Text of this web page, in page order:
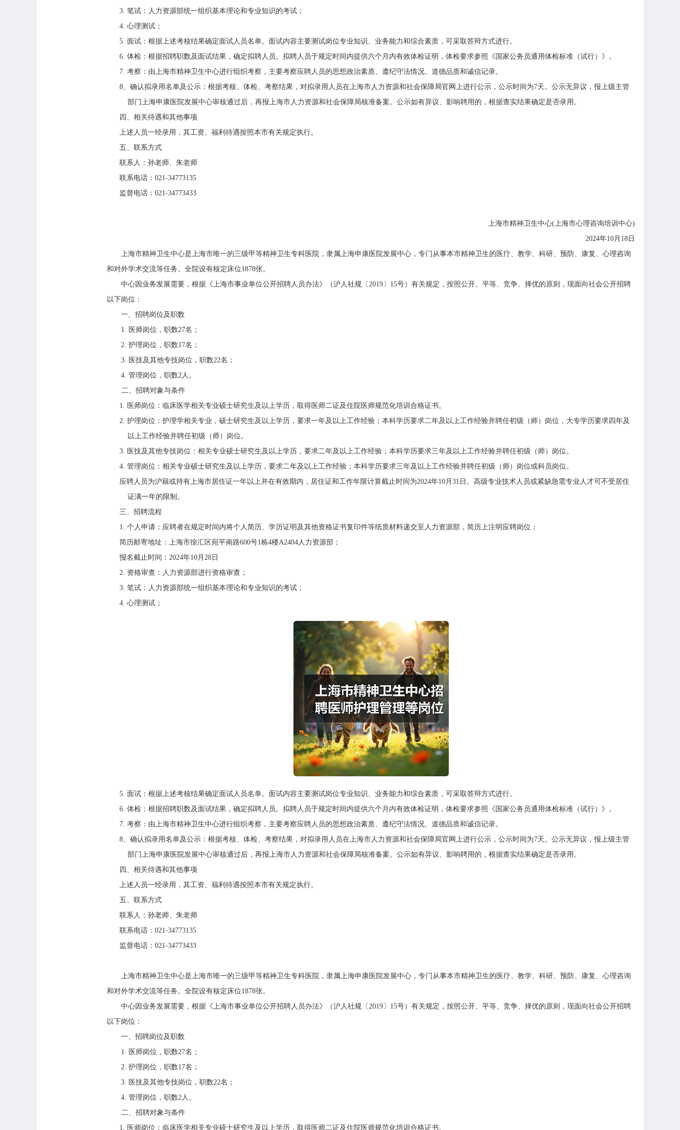
3. 笔试：人力资源部统一组织基本理论和专业知识的考试；
4. 心理测试；
5. 面试：根据上述考核结果确定面试人员名单。面试内容主要测试岗位专业知识、业务能力和综合素质，可采取答辩方式进行。
6. 体检：根据招聘职数及面试结果，确定拟聘人员。拟聘人员于规定时间内提供六个月内有效体检证明，体检要求参照《国家公务员通用体检标准（试行）》。
7. 考察：由上海市精神卫生中心进行组织考察，主要考察应聘人员的思想政治素质、遵纪守法情况、道德品质和诚信记录。
8、确认拟录用名单及公示：根据考核、体检、考察结果，对拟录用人员在上海市人力资源和社会保障局官网上进行公示，公示时间为7天。公示无异议，报上级主管
部门上海申康医院发展中心审核通过后，再报上海市人力资源和社会保障局核准备案。公示如有异议、影响聘用的，根据查实结果确定是否录用。
四、相关待遇和其他事项
上述人员一经录用，其工资、福利待遇按照本市有关规定执行。
五、联系方式
联系人：孙老师、朱老师
联系电话： 021-34773135
监督电话： 021-34773433
上海市精神卫生中心(上海市心理咨询培训中心)
2024年10月18日
上海市精神卫生中心是上海市唯一的三级甲等精神卫生专科医院，隶属上海申康医院发展中心，专门从事本市精神卫生的医疗、教学、科研、预防、康复、心理咨询
和对外学术交流等任务。全院设有核定床位1878张。
中心因业务发展需要，根据《上海市事业单位公开招聘人员办法》（沪人社规〔 2019 〕 15号）有关规定，按照公开、平等、竞争、择优的原则，现面向社会公开招聘
以下岗位：
一、招聘岗位及职数
1. 医师岗位，职数27名；
2. 护理岗位，职数17名；
3. 医技及其他专技岗位，职数22名；
4. 管理岗位，职数2人。
二、招聘对象与条件
1. 医师岗位：临床医学相关专业硕士研究生及以上学历，取得医师二证及住院医师规范化培训合格证书。
2. 护理岗位：护理学相关专业，硕士研究生及以上学历，要求一年及以上工作经验；本科学历要求二年及以上工作经验并聘任初级（师）岗位，大专学历要求四年及
以上工作经验并聘任初级（师）岗位。
3. 医技及其他专技岗位：相关专业硕士研究生及以上学历，要求二年及以上工作经验；本科学历要求三年及以上工作经验并聘任初级（师）岗位。
4. 管理岗位：相关专业硕士研究生及以上学历，要求二年及以上工作经验；本科学历要求三年及以上工作经验并聘任初级（师）岗位或科员岗位。
应聘人员为沪籍或持有上海市居住证一年以上并在有效期内，居住证和工作年限计算截止时间为2024年10月 31 日。高级专业技术人员或紧缺急需专业人才可不受居住
证满一年的限制。
三、招聘流程
1. 个人申请：应聘者在规定时间内将个人简历、学历证明及其他资格证书复印件等纸质材料递交至人力资源部，简历上注明应聘岗位；
简历邮寄地址：上海市徐汇区宛平南路600号1栋4楼A2404人力资源部；
报名截止时间： 2024年10月 28日
2. 资格审查：人力资源部进行资格审查；
3. 笔试：人力资源部统一组织基本理论和专业知识的考试；
4. 心理测试；
5. 面试：根据上述考核结果确定面试人员名单。面试内容主要测试岗位专业知识、业务能力和综合素质，可采取答辩方式进行。
6. 体检：根据招聘职数及面试结果，确定拟聘人员。拟聘人员于规定时间内提供六个月内有效体检证明，体检要求参照《国家公务员通用体检标准（试行）》。
7. 考察：由上海市精神卫生中心进行组织考察，主要考察应聘人员的思想政治素质、遵纪守法情况、道德品质和诚信记录。
8、确认拟录用名单及公示：根据考核、体检、考察结果，对拟录用人员在上海市人力资源和社会保障局官网上进行公示，公示时间为7天。公示无异议，报上级主管
部门上海申康医院发展中心审核通过后，再报上海市人力资源和社会保障局核准备案。公示如有异议、影响聘用的，根据查实结果确定是否录用。
四、相关待遇和其他事项
上述人员一经录用，其工资、福利待遇按照本市有关规定执行。
五、联系方式
联系人：孙老师、朱老师
联系电话： 021-34773135
监督电话： 021-34773433
上海市精神卫生中心是上海市唯一的三级甲等精神卫生专科医院，隶属上海申康医院发展中心，专门从事本市精神卫生的医疗、教学、科研、预防、康复、心理咨询
和对外学术交流等任务。全院设有核定床位1878张。
中心因业务发展需要，根据《上海市事业单位公开招聘人员办法》（沪人社规〔 2019 〕 15号）有关规定，按照公开、平等、竞争、择优的原则，现面向社会公开招聘
以下岗位：
一、招聘岗位及职数
1. 医师岗位，职数27名；
2. 护理岗位，职数17名；
3. 医技及其他专技岗位，职数22名；
4. 管理岗位，职数2人。
二、招聘对象与条件
1. 医师岗位：临床医学相关专业硕士研究生及以上学历，取得医师二证及住院医师规范化培训合格证书。